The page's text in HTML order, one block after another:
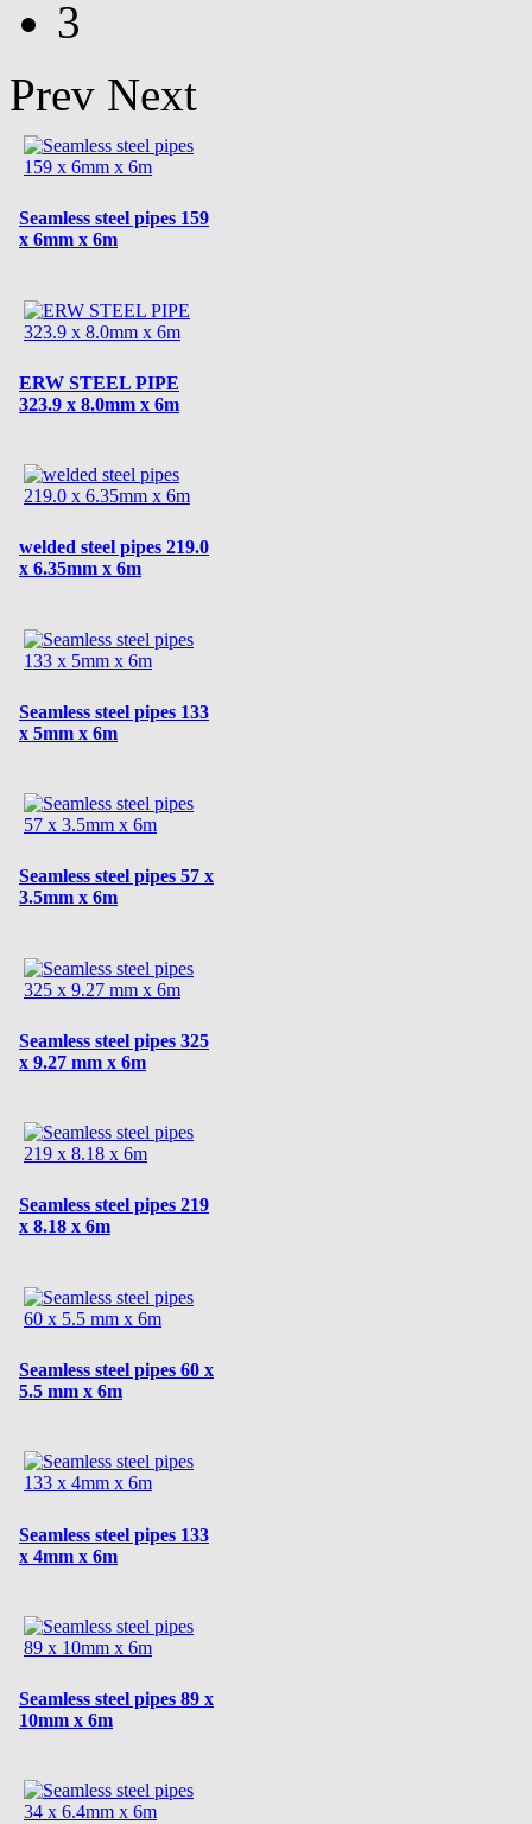
3
Prev Next
Seamless steel pipes 159
x 6mm x 6m
ERW STEEL PIPE
323.9 x 8.0mm x 6m
welded steel pipes 219.0
x 6.35mm x 6m
Seamless steel pipes 133
x 5mm x 6m
Seamless steel pipes 57 x
3.5mm x 6m
Seamless steel pipes 325
x 9.27 mm x 6m
Seamless steel pipes 219
x 8.18 x 6m
Seamless steel pipes 60 x
5.5 mm x 6m
Seamless steel pipes 133
x 4mm x 6m
Seamless steel pipes 89 x
10mm x 6m